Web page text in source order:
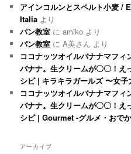
アインコルンとスペルト小麦 /
Italia より
パン教室 にamiko より
パン教室 にA美さん より
ココナッツオイルバナナマフ
バナナ。生クリームが〇〇！え
シピ | キラキラガールズ 〜女子
ココナッツオイルバナナマフ
バナナ。生クリームが〇〇！え
シピ | Gourmet -グルメ・おで
アーカイブ